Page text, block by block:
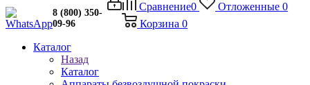
Сравнение0 Отложенные 0
Корзина 0
8 (800) 350-
09-96
Каталог
Назад
Каталог